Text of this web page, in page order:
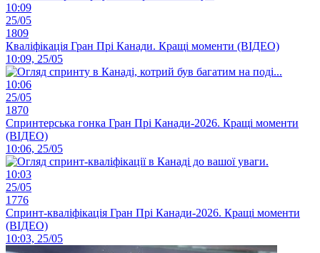
10:09
25/05
1809
Кваліфікація Гран Прі Канади. Кращі моменти (ВІДЕО)
10:09, 25/05
10:06
25/05
1870
Спринтерська гонка Гран Прі Канади-2026. Кращі моменти
(ВІДЕО)
10:06, 25/05
10:03
25/05
1776
Спринт-кваліфікація Гран Прі Канади-2026. Кращі моменти
(ВІДЕО)
10:03, 25/05